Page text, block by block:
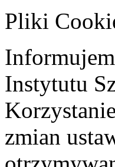
Pliki
Instytutu
zmian